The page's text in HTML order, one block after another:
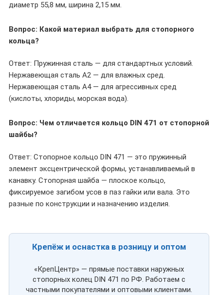
диаметр 55,8 мм, ширина 2,15 мм.
Вопрос: Какой материал выбрать для стопорного
кольца?
Ответ: Пружинная сталь — для стандартных условий.
Нержавеющая сталь A2 — для влажных сред.
Нержавеющая сталь A4 — для агрессивных сред
(кислоты, хлориды, морская вода).
Вопрос: Чем отличается кольцо DIN 471 от стопорной
шайбы?
Ответ: Стопорное кольцо DIN 471 — это пружинный
элемент эксцентрической формы, устанавливаемый в
канавку. Стопорная шайба — плоское кольцо,
фиксируемое загибом усов в паз гайки или вала. Это
разные по конструкции и назначению изделия.
Крепёж и оснастка в розницу и оптом
«КрепЦентр» — прямые поставки наружных
стопорных колец DIN 471 по РФ. Работаем с
частными покупателями и оптовыми клиентами.